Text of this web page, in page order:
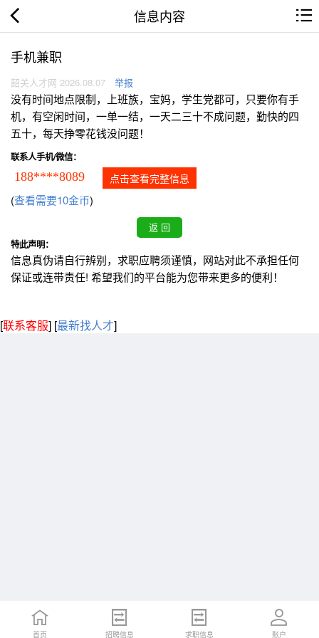
信息内容
手机兼职
韶关人才网 2026.08.07 举报
没有时间地点限制，上班族，宝妈，学生党都可，只要你有手
机，有空闲时间，一单一结，一天二三十不成问题，勤快的四
五十，每天挣零花钱没问题！
联系人手机/微信：
188****8089 点击查看完整信息
(查看需要10金币)
特此声明：
信息真伪请自行辨别，求职应聘须谨慎，网站对此不承担任何
保证或连带责任! 希望我们的平台能为您带来更多的便利！
[联系客服] [最新找人才]
首页 招聘信息 求职信息 账户